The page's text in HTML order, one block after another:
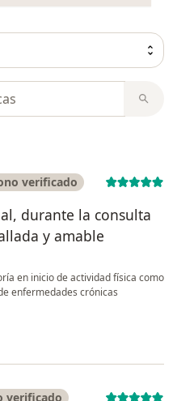
verificado
durante la consulta
y amable
en inicio de actividad física como
enfermedades crónicas
verificado